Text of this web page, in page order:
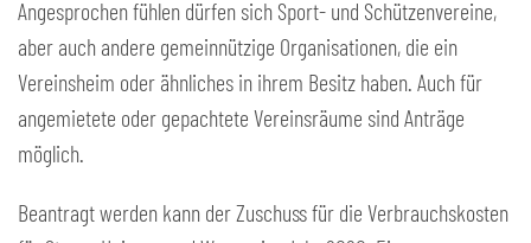
Angesprochen fühlen dürfen sich Sport- und Schützenvereine,
aber auch andere gemeinnützige Organisationen, die ein
Vereinsheim oder ähnliches in ihrem Besitz haben. Auch für
angemietete oder gepachtete Vereinsräume sind Anträge
möglich.
Beantragt werden kann der Zuschuss für die Verbrauchskosten